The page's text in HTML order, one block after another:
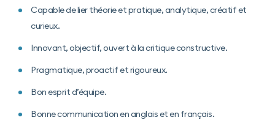
Capable de lier théorie et pratique, analytique, créatif et
curieux.
Innovant, objectif, ouvert à la critique constructive.
Pragmatique, proactif et rigoureux.
Bon esprit d’équipe.
Bonne communication en anglais et en français.